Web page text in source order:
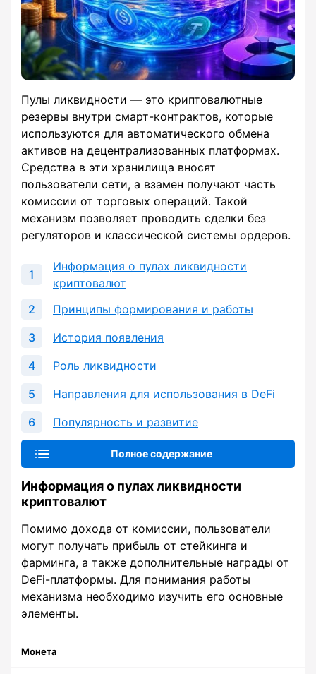
Пулы ликвидности — это криптовалютные
резервы внутри смарт-контрактов, которые
используются для автоматического обмена
активов на децентрализованных платформах.
Средства в эти хранилища вносят
пользователи сети, а взамен получают часть
комиссии от торговых операций. Такой
механизм позволяет проводить сделки без
регуляторов и классической системы ордеров.
Информация о пулах ликвидности
криптовалют
Принципы формирования и работы
История появления
Роль ликвидности
Направления для использования в DeFi
Популярность и развитие
Полное содержание
Информация о пулах ликвидности
криптовалют
Помимо дохода от комиссии, пользователи
могут получать прибыль от стейкинга и
фарминга, а также дополнительные награды от
DeFi-платформы. Для понимания работы
механизма необходимо изучить его основные
элементы.
Монета